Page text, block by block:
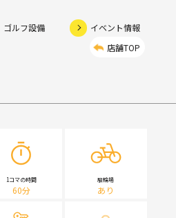
ゴルフ設備
イベント情報
店舗TOP
1コマの時間
60分
駐輪場
あり